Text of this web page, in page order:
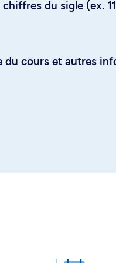
du sigle (ex.
du cours et autres